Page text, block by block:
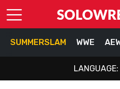
SUMMERSLAM WWE
LANGUAGE: